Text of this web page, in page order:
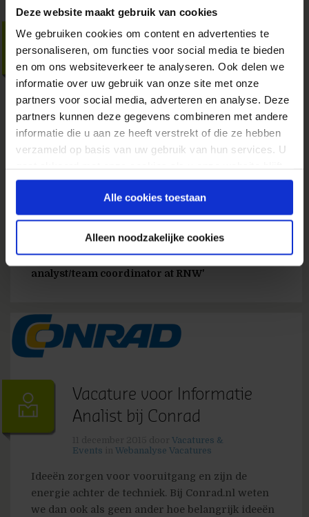
Deze website maakt gebruik van cookies
We gebruiken cookies om content en advertenties te
personaliseren, om functies voor social media te bieden
en om ons websiteverkeer te analyseren. Ook delen we
informatie over uw gebruik van onze site met onze
partners voor social media, adverteren en analyse. Deze
partners kunnen deze gegevens combineren met andere
informatie die u aan ze heeft verstrekt of die ze hebben
verzameld op basis van uw gebruik van hun services. U
gebruiken.
Alle cookies toestaan
Alleen noodzakelijke cookies
Vacancies for digital
analyst/team coordinator
at RNW
11 januari 2016doorVacatures &
EventsinWebanalyse Vacatures
Are you ready to make RNW Media stand out as
an (online) data driven organization (NGO)? RNW
innovative use of media and training. We discuss
sensitive topics in parts of the world where
freedom of speech cannot be taken for...
» Lees meer van 'Vacancies for digital
analyst/team coordinator at RNW'
Vacature voor Informatie
Analist bij Conrad
Vacatures &
Events
Webanalyse Vacatures
Ideeën zorgen voor vooruitgang en zijn de
energie achter de techniek. Bij Conrad.nl weten
we dan ook als geen ander hoe belangrijk ideeën